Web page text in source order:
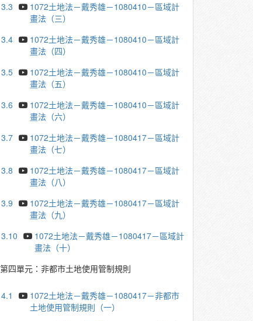
3.3
1072土地法－戴秀雄－1080410－區域計
畫法（三）
3.4
1072土地法－戴秀雄－1080410－區域計
畫法（四）
3.5
1072土地法－戴秀雄－1080410－區域計
畫法（五）
3.6
1072土地法－戴秀雄－1080410－區域計
畫法（六）
3.7
1072土地法－戴秀雄－1080417－區域計
畫法（七）
3.8
1072土地法－戴秀雄－1080417－區域計
畫法（八）
3.9
1072土地法－戴秀雄－1080417－區域計
畫法（九）
3.10
1072土地法－戴秀雄－1080417－區域計
畫法（十）
第四單元：非都市土地使用管制規則
4.1
1072土地法－戴秀雄－1080417－非都市
土地使用管制規則（一）